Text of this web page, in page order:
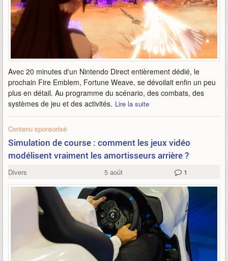
Avec 20 minutes d'un Nintendo Direct entièrement dédié, le
prochain Fire Emblem, Fortune Weave, se dévoilait enfin un peu
plus en détail. Au programme du scénario, des combats, des
systèmes de jeu et des activités. Lire la suite
Contenu sponsorisé
Simulation de course : comment les jeux vidéo
modélisent vraiment les amortisseurs arrière ?
Divers 5 août 1